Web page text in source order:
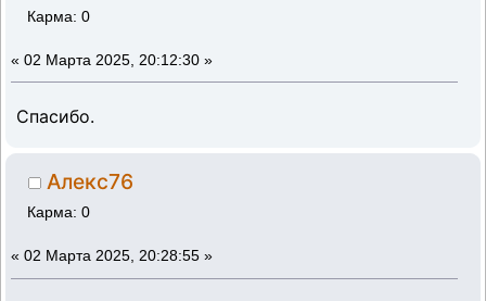
Карма: 0
« 02 Марта 2025, 20:12:30 »
Спасибо.
Алекс76
Карма: 0
« 02 Марта 2025, 20:28:55 »